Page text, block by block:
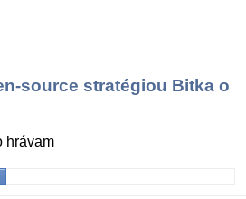
source stratégiou Bitka o
hrávam